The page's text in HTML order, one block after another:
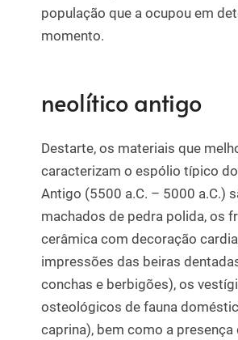
população que a ocupou em
momento.
neolítico antigo
Destarte, os materiais que
caracterizam o espólio típico
Antigo (5500 a.C. – 5000 a.C.)
machados de pedra polida, os
cerâmica com decoração
impressões das beiras
conchas e berbigões), os
osteológicos de fauna
caprina), bem como a presença